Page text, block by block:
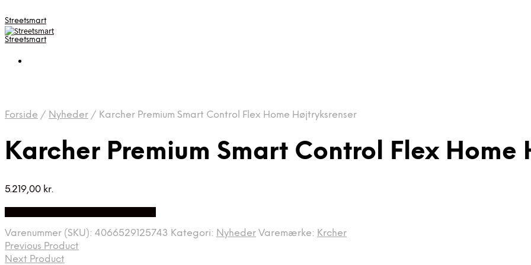
Streetsmart
Streetsmart
Forside / Nyheder / Karcher Premium Smart Control Flex Home Højtryksrenser
Karcher Premium Smart Control Flex Home
5.219,00 kr.
Varenummer (SKU): 4066529125743 Kategori: Nyheder Varemærke: Krcher
Previous Product
Next Product